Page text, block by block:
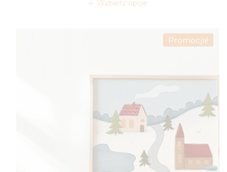
Wybierz opcje
Promocja!